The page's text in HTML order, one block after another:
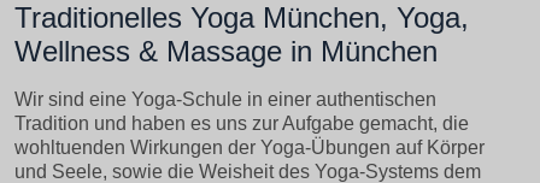
Traditionelles Yoga München, Yoga,
Wellness & Massage in München
Wir sind eine Yoga-Schule in einer authentischen
Tradition und haben es uns zur Aufgabe gemacht, die
wohltuenden Wirkungen der Yoga-Übungen auf Körper
und Seele, sowie die Weisheit des Yoga-Systems dem